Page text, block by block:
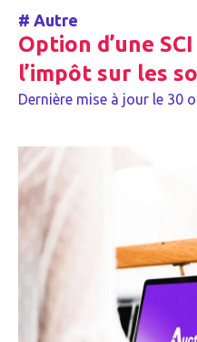
# Autre
Option d’une
l’impôt sur les
Dernière mise à jour le 30